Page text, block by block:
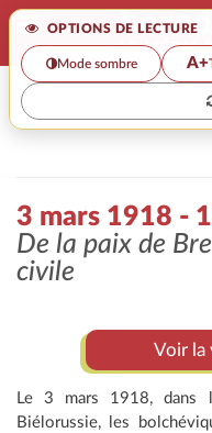
OPTIONS DE LECTURE
Mode sombre A+
>
3 mars 1918 -
De la paix de
civile
Voir la
Le 3 mars 1918, dans
Biélorussie, les